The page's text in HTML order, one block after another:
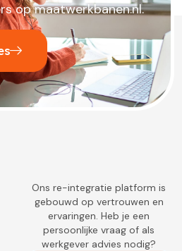
op maatwerkbanen.nl.
Ons re-integratie platform is
gebouwd op vertrouwen en
ervaringen. Heb je een
persoonlijke vraag of als
werkgever advies nodig?